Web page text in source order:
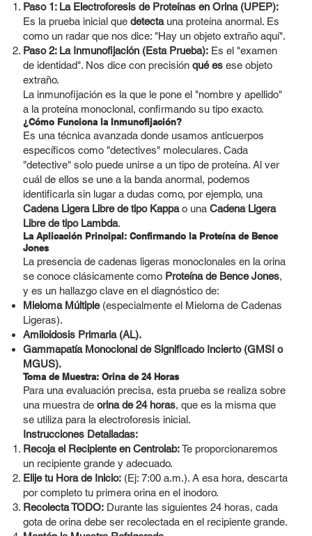
Paso 1: La Electroforesis de Proteínas en Orina (UPEP):
Es la prueba inicial que detectauna proteína anormal. Es
como un radar que nos dice: "Hay un objeto extraño aquí".
Paso 2: La Inmunofijación (Esta Prueba):Es el "examen
de identidad". Nos dice con precisión qué esese objeto
extraño.
La inmunofijación es la que le pone el "nombre y apellido"
a la proteína monoclonal, confirmando su tipo exacto.
¿Cómo Funciona la Inmunofijación?
Es una técnica avanzada donde usamos anticuerpos
específicos como "detectives" moleculares. Cada
"detective" solo puede unirse a un tipo de proteína. Al ver
cuál de ellos se une a la banda anormal, podemos
identificarla sin lugar a dudas como, por ejemplo, una
Cadena Ligera Libre de tipo Kappao una Cadena Ligera
Libre de tipo Lambda.
La Aplicación Principal: Confirmando la Proteína de Bence
Jones
La presencia de cadenas ligeras monoclonales en la orina
se conoce clásicamente como Proteína de Bence Jones,
y es un hallazgo clave en el diagnóstico de:
Mieloma Múltiple(especialmente el Mieloma de Cadenas
Ligeras).
Amiloidosis Primaria (AL).
Gammapatía Monoclonal de Significado Incierto (GMSI o
MGUS).
Toma de Muestra: Orina de 24 Horas
Para una evaluación precisa, esta prueba se realiza sobre
una muestra de orina de 24 horas, que es la misma que
se utiliza para la electroforesis inicial.
Instrucciones Detalladas:
Recoja el Recipiente en Centrolab:Te proporcionaremos
un recipiente grande y adecuado.
Elije tu Hora de Inicio:(Ej: 7:00 a.m.). A esa hora, descarta
por completo tu primera orina en el inodoro.
Recolecta TODO:Durante las siguientes 24 horas, cada
gota de orina debe ser recolectada en el recipiente grande.